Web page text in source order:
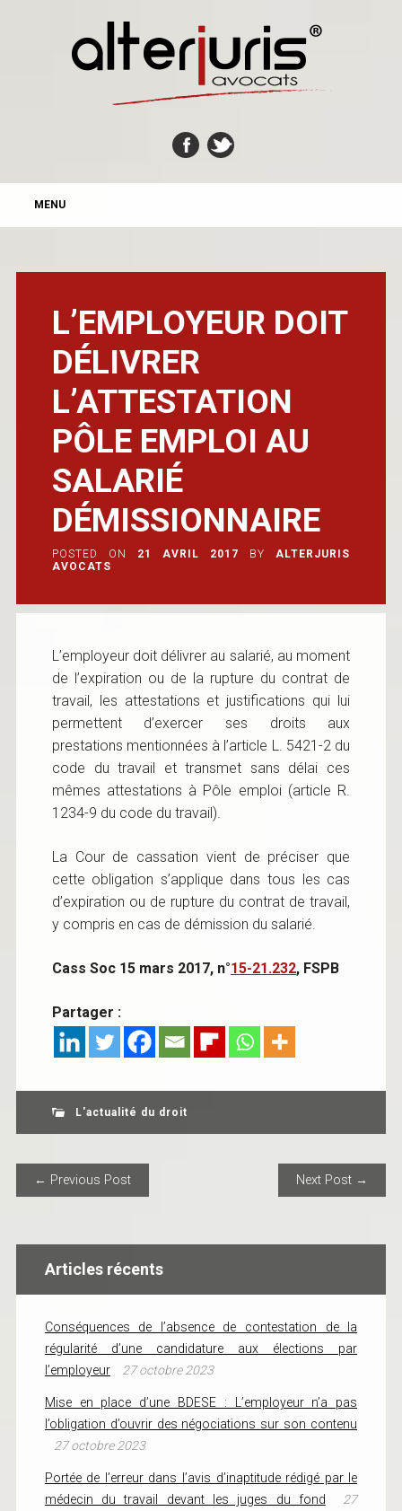
MAIN MENU
MENU
L’EMPLOYEUR DOIT
DÉLIVRER
L’ATTESTATION
PÔLE EMPLOI AU
SALARIÉ
DÉMISSIONNAIRE
POSTED ON 21 AVRIL 2017 BY
ALTERJURIS
AVOCATS
L’employeur doit délivrer au salarié, au moment
de l’expiration ou de la rupture du contrat de
travail, les attestations et justifications qui lui
permettent d’exercer ses droits aux
prestations mentionnées à l’article L. 5421-2 du
code du travail et transmet sans délai ces
mêmes attestations à Pôle emploi (article R.
1234-9 du code du travail).
La Cour de cassation vient de préciser que
cette obligation s’applique dans tous les cas
d’expiration ou de rupture du contrat de travail,
y compris en cas de démission du salarié.
Cass Soc 15 mars 2017, n°15-21.232, FSPB
Partager :
L'actualité du droit
POST NAVIGATION
← Previous Post Next Post →
Articles récents
Conséquences de l’absence de contestation de la
régularité d’une candidature aux élections par
l’employeur
27 octobre 2023
Mise en place d’une BDESE : L’employeur n’a pas
l’obligation d’ouvrir des négociations sur son contenu
27 octobre 2023
Portée de l’erreur dans l’avis d’inaptitude rédigé par le
médecin du travail devant les juges du fond
27